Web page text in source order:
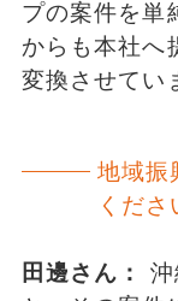
プの案件を単
からも本社へ
変換させてい
地域振
くださ
田邊さん：